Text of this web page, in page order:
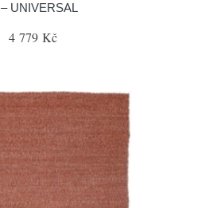
– UNIVERSAL
4 779 Kč